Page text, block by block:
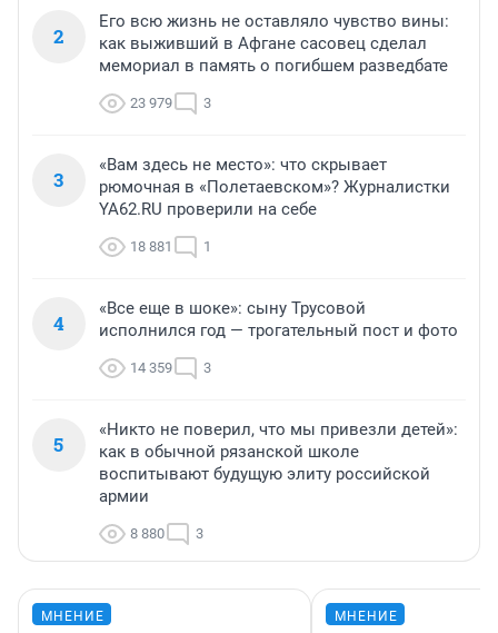
2
Его всю жизнь не оставляло чувство вины:
как выживший в Афгане сасовец сделал
мемориал в память о погибшем разведбате
23 979 3
3
«Вам здесь не место»: что скрывает
рюмочная в «Полетаевском»? Журналистки
YA62.RU проверили на себе
18 881 1
4
«Все еще в шоке»: сыну Трусовой
исполнился год — трогательный пост и фото
14 359 3
5
«Никто не поверил, что мы привезли детей»:
как в обычной рязанской школе
воспитывают будущую элиту российской
армии
8 880 3
МНЕНИЕ МНЕНИЕ